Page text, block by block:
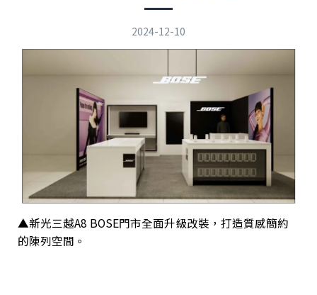
2024-12-10
▲新光三越A8 BOSE門市全面升級改裝，打造質感簡約
的陳列空間。